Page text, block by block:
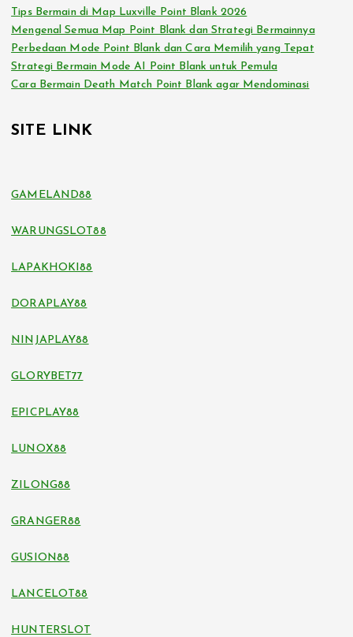
Tips Bermain di Map Luxville Point Blank 2026
Mengenal Semua Map Point Blank dan Strategi Bermainnya
Perbedaan Mode Point Blank dan Cara Memilih yang Tepat
Strategi Bermain Mode AI Point Blank untuk Pemula
Cara Bermain Death Match Point Blank agar Mendominasi
SITE LINK
GAMELAND88
WARUNGSLOT88
LAPAKHOKI88
DORAPLAY88
NINJAPLAY88
GLORYBET77
EPICPLAY88
LUNOX88
ZILONG88
GRANGER88
GUSION88
LANCELOT88
HUNTERSLOT